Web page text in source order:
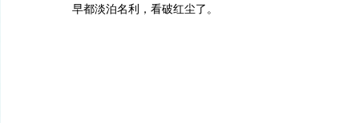
早都淡泊名利，看破红尘了。